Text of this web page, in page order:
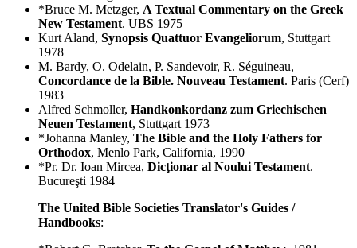
*Bruce M. Metzger, A Textual Commentary on the Greek
New Testament. UBS 1975
Kurt Aland, Synopsis Quattuor Evangeliorum, Stuttgart
1978
M. Bardy, O. Odelain, P. Sandevoir, R. Séguineau,
Concordance de la Bible. Nouveau Testament. Paris (Cerf)
1983
Alfred Schmoller, Handkonkordanz zum Griechischen
Neuen Testament, Stuttgart 1973
*Johanna Manley, The Bible and the Holy Fathers for
Orthodox, Menlo Park, California, 1990
*Pr. Dr. Ioan Mircea, Dicţionar al Noului Testament.
Bucureşti 1984
The United Bible Societies Translator's Guides /
Handbooks: